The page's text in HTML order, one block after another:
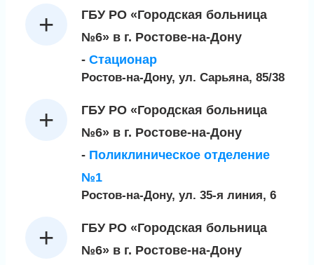
ГБУ РО «Городская больница
№6» в г. Ростове-на-Дону
- Стационар
Ростов-на-Дону, ул. Сарьяна, 85/38
ГБУ РО «Городская больница
№6» в г. Ростове-на-Дону
- Поликлиническое отделение
№1
Ростов-на-Дону, ул. 35-я линия, 6
ГБУ РО «Городская больница
№6» в г. Ростове-на-Дону